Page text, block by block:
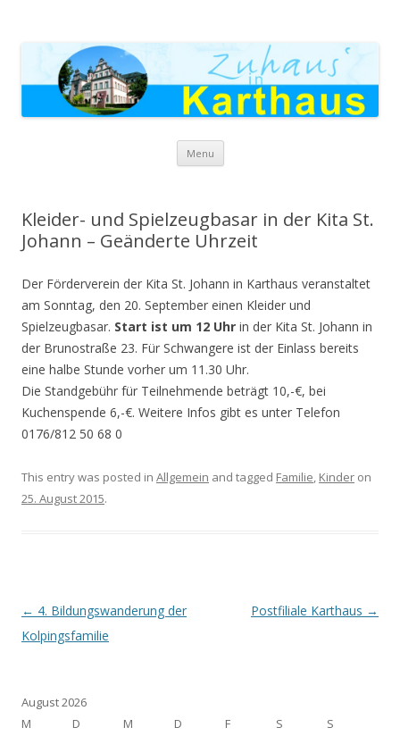
Menu Skip to content
Kleider- und Spielzeugbasar in der Kita St.
Johann – Geänderte Uhrzeit
Der Förderverein der Kita St. Johann in Karthaus veranstaltet
am Sonntag, den 20. September einen Kleider und
Spielzeugbasar. Start ist um 12 Uhr in der Kita St. Johann in
der Brunostraße 23. Für Schwangere ist der Einlass bereits
eine halbe Stunde vorher um 11.30 Uhr.
Die Standgebühr für Teilnehmende beträgt 10,-€, bei
Kuchenspende 6,-€. Weitere Infos gibt es unter Telefon
0176/812 50 68 0
This entry was posted in Allgemein and tagged Familie, Kinder on
25. August 2015.
Post navigation
← 4. Bildungswanderung der
Kolpingsfamilie
Postfiliale Karthaus →
August 2026
M
D M D F S
S